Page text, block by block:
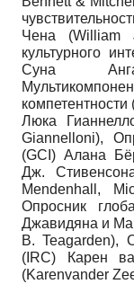
Чена (William
культурного
Суна Анга
Люка
Giannelloni),
(GCI) Алана
Дж.
Mendenhall,
Опросник
Джавидяна и
B. Teagarden),
(IRC) Карен
(Karenvander